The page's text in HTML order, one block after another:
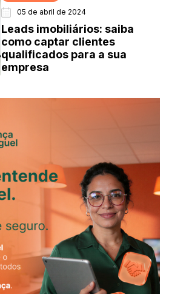
05 de abril de 2024
Leads imobiliários: saiba
como captar clientes
qualificados para a sua
empresa